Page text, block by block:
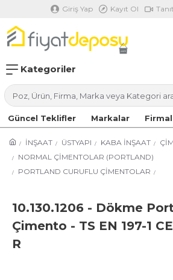
Giriş Yap Kayıt Ol
Kategoriler
Güncel Teklifler Markalar
İNŞAAT ÜSTYAPI KABA İNŞAAT
NORMAL ÇİMENTOLAR (PORTLAND)
PORTLAND CURUFLU ÇİMENTOLAR
10.130.1206 - Dökme
Çimento - TS EN 197-1
R